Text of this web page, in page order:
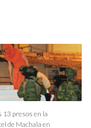
presos en la
de Machala en